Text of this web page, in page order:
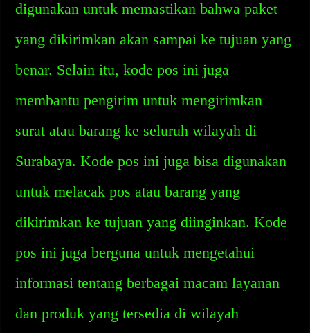
digunakan untuk memastikan bahwa paket
yang dikirimkan akan sampai ke tujuan yang
benar. Selain itu, kode pos ini juga
membantu pengirim untuk mengirimkan
surat atau barang ke seluruh wilayah di
Surabaya. Kode pos ini juga bisa digunakan
untuk melacak pos atau barang yang
dikirimkan ke tujuan yang diinginkan. Kode
pos ini juga berguna untuk mengetahui
informasi tentang berbagai macam layanan
dan produk yang tersedia di wilayah